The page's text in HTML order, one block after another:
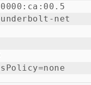
net